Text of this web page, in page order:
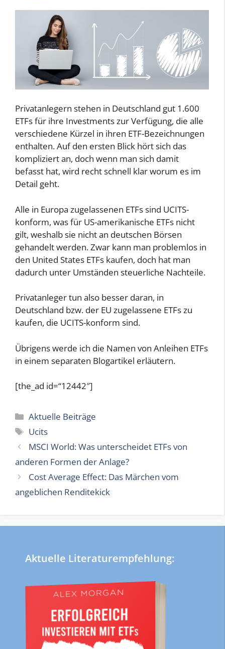
Privatanlegern stehen in Deutschland gut 1.600
ETFs für ihre Investments zur Verfügung, die alle
verschiedene Kürzel in ihren ETF-Bezeichnungen
enthalten. Auf den ersten Blick hört sich das
kompliziert an, doch wenn man sich damit
befasst hat, wird recht schnell klar worum es im
Detail geht.
Alle in Europa zugelassenen ETFs sind UCITS-
konform, was für US-amerikanische ETFs nicht
gilt, weshalb sie nicht an deutschen Börsen
gehandelt werden. Zwar kann man problemlos in
den United States ETFs kaufen, doch hat man
dadurch unter Umständen steuerliche Nachteile.
Privatanleger tun also besser daran, in
Deutschland bzw. der EU zugelassene ETFs zu
kaufen, die UCITS-konform sind.
Übrigens werde ich die Namen von Anleihen ETFs
in einem separaten Blogartikel erläutern.
[the_ad id=“12442″]
Kategorien
Aktuelle Beiträge
Schlagwörter
Ucits
MSCI World: Was unterscheidet ETFs von
anderen Formen der Anlage?
Cost Average Effect: Das Märchen vom
angeblichen Renditekick
Aktuelle Literaturempfehlung: